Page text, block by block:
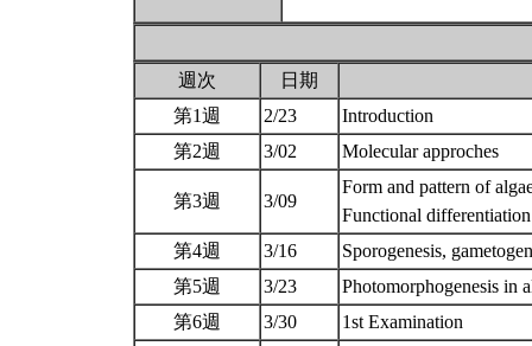
週次
日期
第1週
2/23
Introduction
第2週
3/02 Molecular approches
第3週 3/09
Form and pattern of
Functional
第4週
3/16
Sporogenesis,
第5週
3/23
Photomorphogenesis in
第6週
3/30 1st Examination